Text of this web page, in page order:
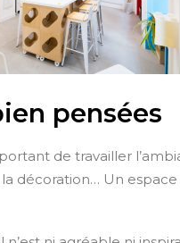
pensées
de travailler
décoration… Un